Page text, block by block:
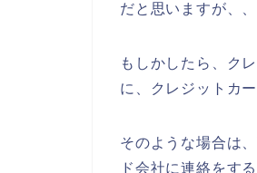
だと思いますが、、
もしかしたら、ク
に、クレジットカ
そのような場合は
ド会社に連絡をす